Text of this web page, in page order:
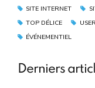
SITE INTERNET
TOP DÉLICE
ÉVÉNEMENTIEL
Derniers